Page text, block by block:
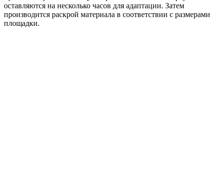
оставляются на несколько часов для адаптации. Затем
производится раскрой материала в соответствии с размерами
площадки.